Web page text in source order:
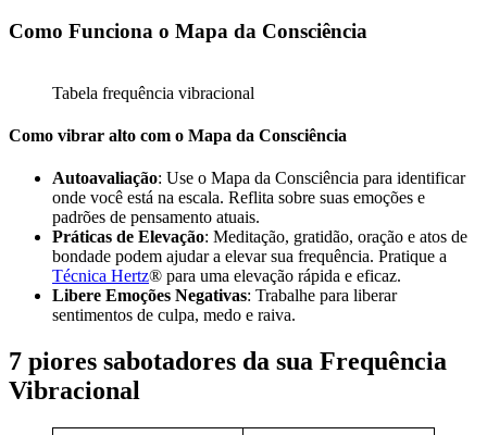
Como Funciona o Mapa da Consciência
Tabela frequência vibracional
Como vibrar alto com o Mapa da Consciência
Autoavaliação: Use o Mapa da Consciência para identificar
onde você está na escala. Reflita sobre suas emoções e
padrões de pensamento atuais.
Práticas de Elevação: Meditação, gratidão, oração e atos de
bondade podem ajudar a elevar sua frequência. Pratique a
Técnica Hertz® para uma elevação rápida e eficaz.
Libere Emoções Negativas: Trabalhe para liberar
sentimentos de culpa, medo e raiva.
7 piores sabotadores da sua Frequência
Vibracional